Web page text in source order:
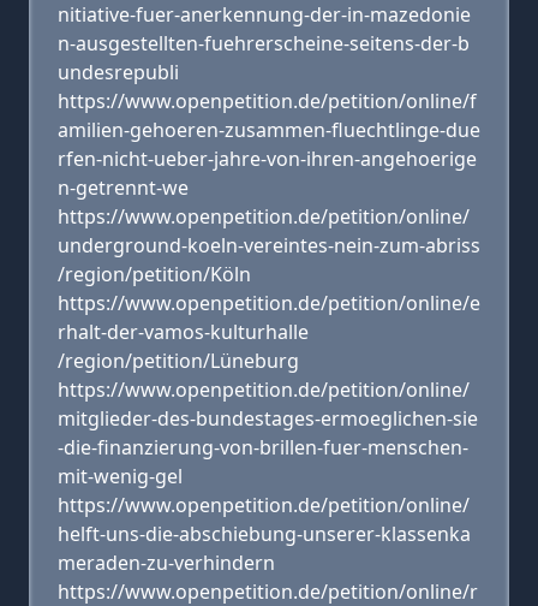
nitiative-fuer-anerkennung-der-in-mazedonie
n-ausgestellten-fuehrerscheine-seitens-der-b
undesrepubli
https://www.openpetition.de/petition/online/f
amilien-gehoeren-zusammen-fluechtlinge-due
rfen-nicht-ueber-jahre-von-ihren-angehoerige
n-getrennt-we
https://www.openpetition.de/petition/online/
underground-koeln-vereintes-nein-zum-abriss
/region/petition/Köln
https://www.openpetition.de/petition/online/e
rhalt-der-vamos-kulturhalle
/region/petition/Lüneburg
https://www.openpetition.de/petition/online/
mitglieder-des-bundestages-ermoeglichen-sie
-die-finanzierung-von-brillen-fuer-menschen-
mit-wenig-gel
https://www.openpetition.de/petition/online/
helft-uns-die-abschiebung-unserer-klassenka
meraden-zu-verhindern
https://www.openpetition.de/petition/online/r